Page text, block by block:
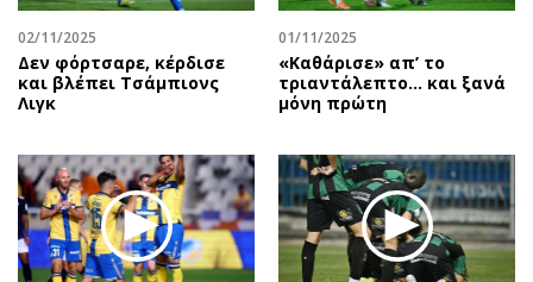
02/11/2025
Δεν φόρτσαρε, κέρδισε
και βλέπει Τσάμπιονς
Λιγκ
01/11/2025
«Καθάρισε» απ’ το
τριαντάλεπτο… και ξανά
μόνη πρώτη